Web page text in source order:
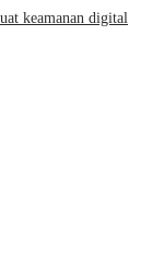
keamanan digital